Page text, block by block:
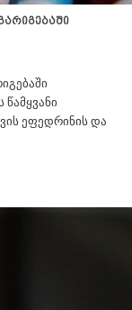
ეფედრინის და